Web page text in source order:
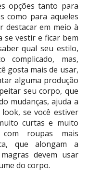
opções tanto para
como para aqueles
destacar em meio à
se vestir e ficar bem
qual seu estilo,
complicado, mas,
gosta mais de usar,
alguma produção
seu corpo, que
mudanças, ajuda a
se você estiver
curtas e muito
roupas mais
que alongam a
devem usar
do corpo.